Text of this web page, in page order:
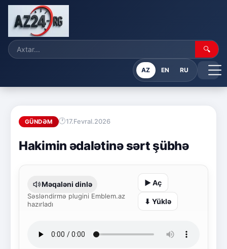
🔍
AZ EN RU
GÜNDƏM 17.Fevral.2026
Hakimin ədalətinə sərt şübhə
Məqaləni dinlə
Səsləndirmə plugini Emblem.az
hazırladı
▶ Aç
⬇ Yüklə